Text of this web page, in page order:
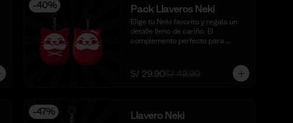
-40% Pack Llaveros Neki
Elige tu Neki favorito y regala un
detalle lleno de cariño. El
complemento perfecto para
*Foto Referencial
S/ 29.90S/ 49.90
-47% Llavero Neki